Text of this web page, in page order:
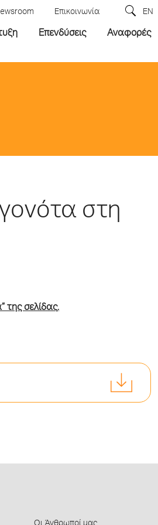
Επικοινωνία EN
Επενδύσεις Αναφορές
στη
της σελίδας.